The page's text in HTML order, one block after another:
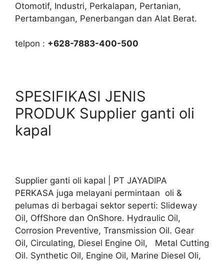
Otomotif, Industri, Perkalapan, Pertanian,
Pertambangan, Penerbangan dan Alat Berat.
telpon : +628-7883-400-500
SPESIFIKASI JENIS
PRODUK Supplier ganti oli
kapal
Supplier ganti oli kapal | PT JAYADIPA
PERKASA juga melayani permintaan oli &
pelumas di berbagai sektor seperti: Slideway
Oil, OffShore dan OnShore. Hydraulic Oil,
Corrosion Preventive, Transmission Oil. Gear
Oil, Circulating, Diesel Engine Oil, Metal Cutting
Oil. Synthetic Oil, Engine Oil, Marine Diesel Oli,